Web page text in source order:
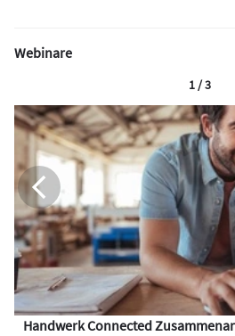
Webinare
Handwerk Connected
1 / 3